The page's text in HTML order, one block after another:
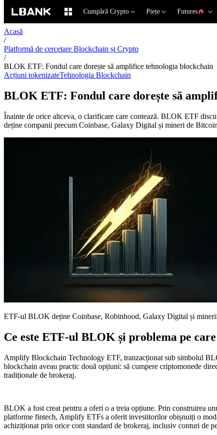
Cumpără Crypto Piețe Futures
Acasă
/
Platformă de cercetare Blockchain și Crypto
/
BLOK ETF: Fondul care dorește să amplifice tehnologia blockchain
Acțiuni tokenizateTehnologia Blockchain
BLOK ETF: Fondul care dorește să
Înainte de orice altceva, o clarificare care contează. BLOK ETF
deține companii precum Coinbase, Galaxy Digital și mineri de
ETF-ul BLOK deține Coinbase, Robinhood, Galaxy Digital și
Ce este ETF-ul BLOK și problema pe
Amplify Blockchain Technology ETF, tranzacționat sub simbolul
blockchain aveau practic două opțiuni: să cumpere criptomonede
tradiționale de brokeraj.
BLOK a fost creat pentru a oferi o a treia opțiune. Prin construirea
platforme fintech, Amplify ETFs a oferit investitorilor obișnuiți o
achiziționat prin orice cont standard de brokeraj, inclusiv conturi de